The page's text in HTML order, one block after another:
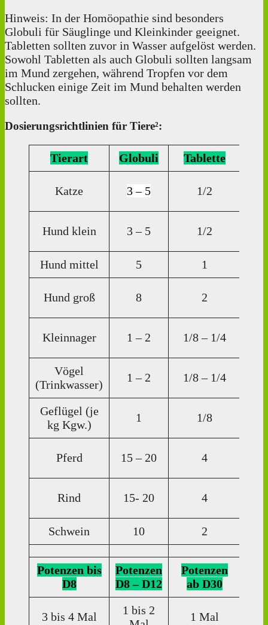
Hinweis: In der Homöopathie sind besonders
Globuli für Säuglinge und Kleinkinder geeignet.
Tabletten sollten zuvor in Wasser aufgelöst werden.
Sowohl Tabletten als auch Globuli sollten langsam
im Mund zergehen, während Tropfen vor dem
Schlucken einige Zeit im Mund behalten werden
sollten.
Dosierungsrichtlinien für Tiere²:
Tierart Globuli Tablette
Katze 3 – 5 1/2
Hund klein 3 – 5 1/2
Hund mittel
5 1
Hund groß 8 2
Kleinnager 1 – 2 1/8 – 1/4
Vögel
(Trinkwasser)
1 – 2 1/8 – 1/4
Geflügel (je
kg Kgw.)
1 1/8
Pferd 15 – 20 4
Rind 15- 20 4
Schwein
10 2
Potenzen bis
D8
Potenzen
D8 – D12
Potenzen
ab D30
3 bis 4 Mal
1 bis 2
1 Mal